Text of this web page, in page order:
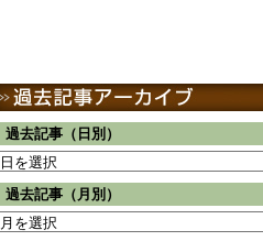
過去記事（日別）
過去記事（月別）